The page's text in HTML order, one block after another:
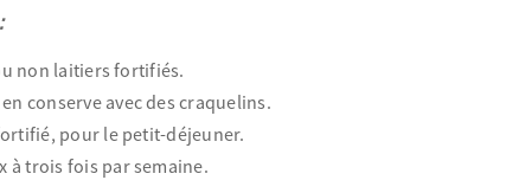
non laitiers fortifiés.
conserve avec des craquelins.
pour le petit-déjeuner.
à trois fois par semaine.